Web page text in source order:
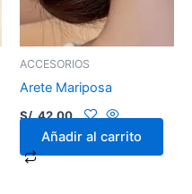
ACCESORIOS
Arete Mariposa
S/.42.00
Añadir al carrito